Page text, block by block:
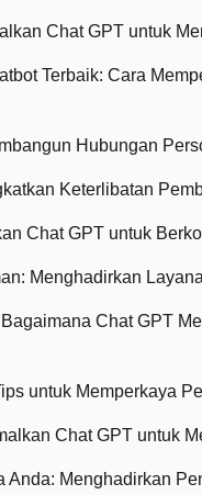
Chat GPT untuk
Terbaik: Cara
Hubungan
Keterlibatan
Chat GPT untuk
Menghadirkan
Chat GPT
untuk Memperkaya
Chat GPT untuk
Anda: Menghadirkan